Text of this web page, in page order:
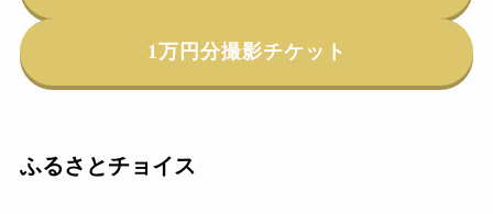
1万円分撮影チケット
ふるさとチョイス